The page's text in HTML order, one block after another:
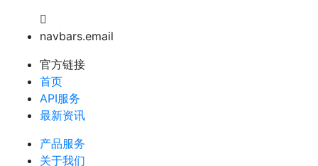
navbars.email
官方链接
首页
API服务
最新资讯
产品服务
关于我们